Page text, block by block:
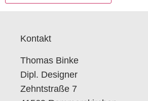
Kontakt
Thomas Binke
Dipl. Designer
Zehntstraße 7